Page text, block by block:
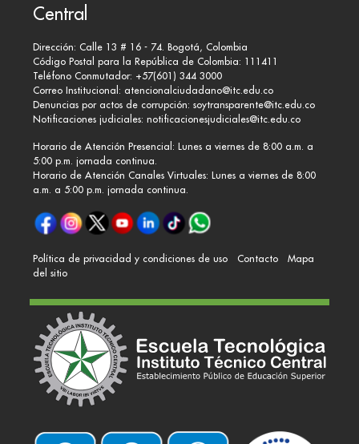
Central
Dirección: Calle 13 # 16 - 74. Bogotá, Colombia
Código Postal para la República de Colombia: 111411
Teléfono Conmutador: +57(601) 344 3000
Correo Institucional: atencionalciudadano@itc.edu.co
Denuncias por actos de corrupción: soytransparente@itc.edu.co
Notificaciones judiciales: notificacionesjudiciales@itc.edu.co
Horario de Atención Presencial: Lunes a viernes de 8:00 a.m. a
5:00 p.m. jornada continua.
Horario de Atención Canales Virtuales: Lunes a viernes de 8:00
a.m. a 5:00 p.m. jornada continua.
Política de privacidad y condiciones de uso Contacto
Mapa
del sitio